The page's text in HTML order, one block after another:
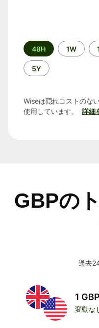
期
間
48H 1W
5Y
Wiseは隠れコストのな
使用しています。
詳細
GBPの
過去
1
変動な